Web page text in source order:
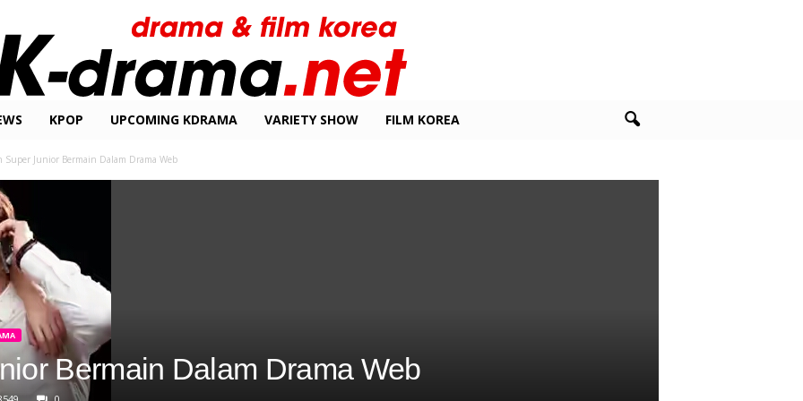
KPOP UPCOMING KDRAMA VARIETY SHOW FILM KOREA
Super Junior Bermain Dalam Drama Web
Bermain Dalam Drama Web